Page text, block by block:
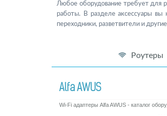
Любое оборудование требует для
работы. В разделе аксессуары вы
переходники, разветвители и
Роутеры
Alfa AWUS
Wi-Fi адаптеры Alfa AWUS - каталог